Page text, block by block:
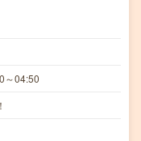
～04:50